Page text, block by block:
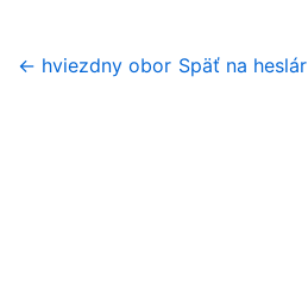
← hviezdny obor Späť na heslár